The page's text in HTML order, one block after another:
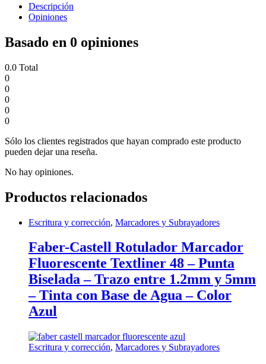
Descripción
Opiniones
Basado en 0 opiniones
0.0 Total
0
0
0
0
0
Sólo los clientes registrados que hayan comprado este producto
pueden dejar una reseña.
No hay opiniones.
Productos relacionados
Escritura y corrección, Marcadores y Subrayadores
Faber-Castell Rotulador Marcador
Fluorescente Textliner 48 – Punta
Biselada – Trazo entre 1.2mm y 5mm
– Tinta con Base de Agua – Color
Azul
Escritura y corrección, Marcadores y Subrayadores